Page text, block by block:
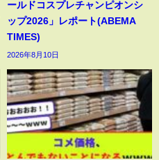
ールドコスプレチャンピオンシ
ップ2026」レポート(ABEMA
TIMES)
2026年8月10日